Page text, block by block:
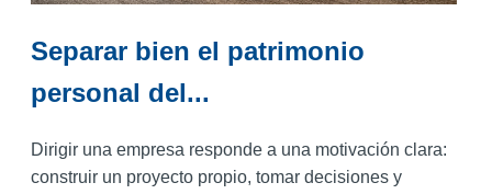
Separar bien el patrimonio
personal del...
Dirigir una empresa responde a una motivación clara:
construir un proyecto propio, tomar decisiones y